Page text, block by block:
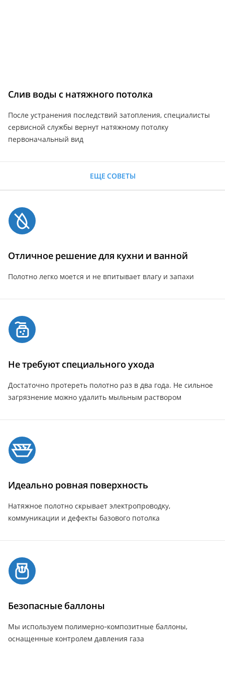
Слив воды с натяжного потолка
После устранения последствий затопления, специалисты
сервисной службы вернут натяжному потолку
первоначальный вид
ЕЩЕ СОВЕТЫ
Отличное решение для кухни и ванной
Полотно легко моется и не впитывает влагу и запахи
Не требуют специального ухода
Достаточно протереть полотно раз в два года. Не сильное
загрязнение можно удалить мыльным раствором
Идеально ровная поверхность
Натяжное полотно скрывает электропроводку,
коммуникации и дефекты базового потолка
Безопасные баллоны
Мы используем полимерно-композитные баллоны,
оснащенные контролем давления газа